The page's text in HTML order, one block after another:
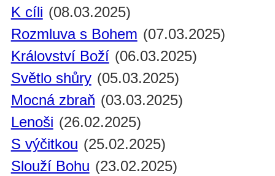
K cíli (08.03.2025)
Rozmluva s Bohem (07.03.2025)
Království Boží (06.03.2025)
Světlo shůry (05.03.2025)
Mocná zbraň (03.03.2025)
Lenoši (26.02.2025)
S výčitkou (25.02.2025)
Slouží Bohu (23.02.2025)